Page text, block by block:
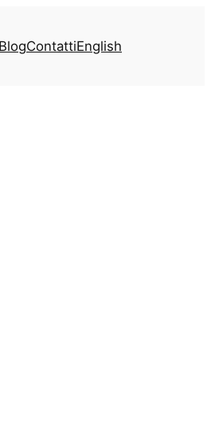
BlogContattiEnglish